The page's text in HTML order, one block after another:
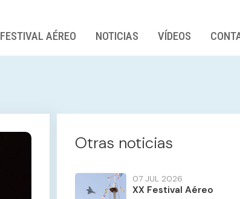
FESTIVAL AÉREO NOTICIAS VÍDEOS
Otras noticias
07 JUL 2026
XX Festival Aéreo